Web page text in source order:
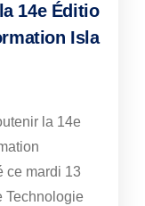
14e Éditio
Isla
la 14e
ce mardi 13
Technologie